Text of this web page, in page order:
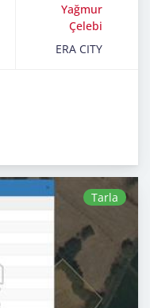
Yağmur
Çelebi
ERA CITY
Tarla